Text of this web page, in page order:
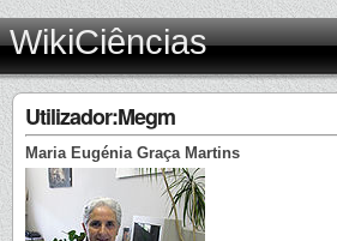
WikiCiências
Utilizador:Megm
Maria Eugénia Graça Martins